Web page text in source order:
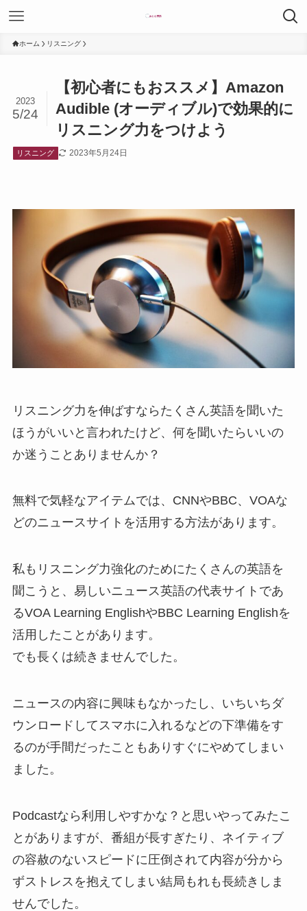
ホーム リスニング
【初心者にもおススメ】Amazon
Audible (オーディブル)で効果的に
リスニング力をつけよう
2023
5/24
リスニング 2023年5月24日
リスニング力を伸ばすならたくさん英語を聞いた
ほうがいいと言われたけど、何を聞いたらいいの
か迷うことありませんか？
無料で気軽なアイテムでは、CNNやBBC、VOAな
どのニュースサイトを活用する方法があります。
私もリスニング力強化のためにたくさんの英語を
聞こうと、易しいニュース英語の代表サイトであ
るVOA Learning EnglishやBBC Learning Englishを
活用したことがあります。
でも長くは続きませんでした。
ニュースの内容に興味もなかったし、いちいちダ
ウンロードしてスマホに入れるなどの下準備をす
るのが手間だったこともありすぐにやめてしまい
ました。
Podcastなら利用しやすかな？と思いやってみたこ
とがありますが、番組が長すぎたり、ネイティブ
の容赦のないスピードに圧倒されて内容が分から
ずストレスを抱えてしまい結局もれも長続きしま
せんでした。